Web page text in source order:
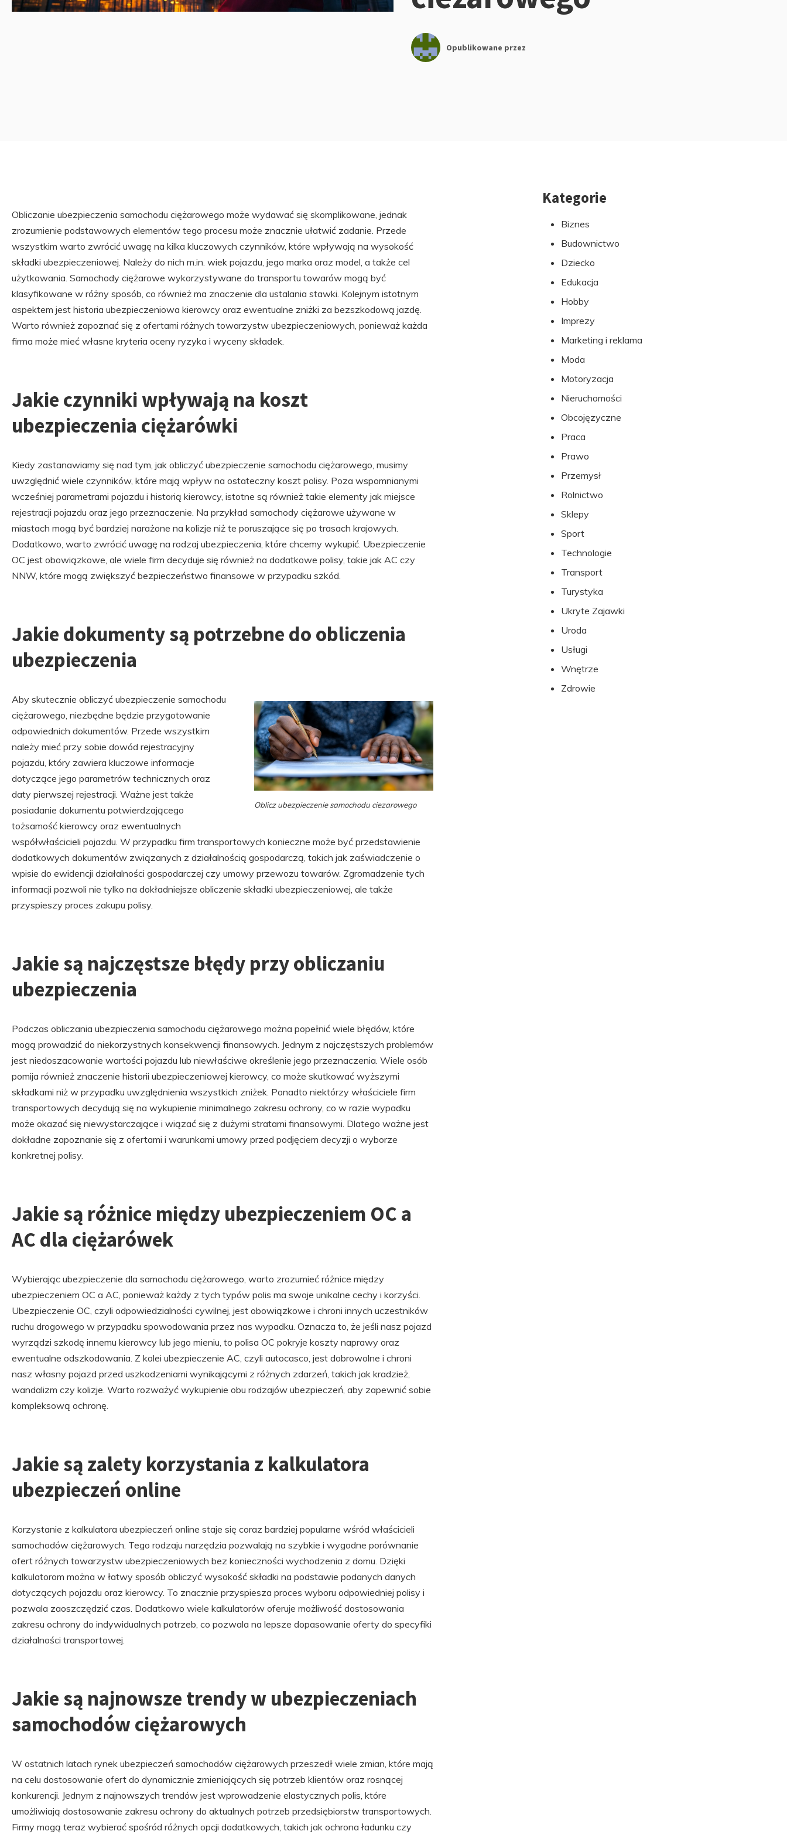
Opublikowane przez
Obliczanie ubezpieczenia samochodu ciężarowego może wydawać się skomplikowane, jednak
zrozumienie podstawowych elementów tego procesu może znacznie ułatwić zadanie. Przede
wszystkim warto zwrócić uwagę na kilka kluczowych czynników, które wpływają na wysokość
składki ubezpieczeniowej. Należy do nich m.in. wiek pojazdu, jego marka oraz model, a także cel
użytkowania. Samochody ciężarowe wykorzystywane do transportu towarów mogą być
klasyfikowane w różny sposób, co również ma znaczenie dla ustalania stawki. Kolejnym istotnym
aspektem jest historia ubezpieczeniowa kierowcy oraz ewentualne zniżki za bezszkodową jazdę.
Warto również zapoznać się z ofertami różnych towarzystw ubezpieczeniowych, ponieważ każda
firma może mieć własne kryteria oceny ryzyka i wyceny składek.
Jakie czynniki wpływają na koszt
ubezpieczenia ciężarówki
Kiedy zastanawiamy się nad tym, jak obliczyć ubezpieczenie samochodu ciężarowego, musimy
uwzględnić wiele czynników, które mają wpływ na ostateczny koszt polisy. Poza wspomnianymi
wcześniej parametrami pojazdu i historią kierowcy, istotne są również takie elementy jak miejsce
rejestracji pojazdu oraz jego przeznaczenie. Na przykład samochody ciężarowe używane w
miastach mogą być bardziej narażone na kolizje niż te poruszające się po trasach krajowych.
Dodatkowo, warto zwrócić uwagę na rodzaj ubezpieczenia, które chcemy wykupić. Ubezpieczenie
OC jest obowiązkowe, ale wiele firm decyduje się również na dodatkowe polisy, takie jak AC czy
NNW, które mogą zwiększyć bezpieczeństwo finansowe w przypadku szkód.
Jakie dokumenty są potrzebne do obliczenia
ubezpieczenia
Oblicz ubezpieczenie samochodu ciezarowego
Aby skutecznie obliczyć ubezpieczenie samochodu
ciężarowego, niezbędne będzie przygotowanie
odpowiednich dokumentów. Przede wszystkim
należy mieć przy sobie dowód rejestracyjny
pojazdu, który zawiera kluczowe informacje
dotyczące jego parametrów technicznych oraz
daty pierwszej rejestracji. Ważne jest także
posiadanie dokumentu potwierdzającego
tożsamość kierowcy oraz ewentualnych
współwłaścicieli pojazdu. W przypadku firm transportowych konieczne może być przedstawienie
dodatkowych dokumentów związanych z działalnością gospodarczą, takich jak zaświadczenie o
wpisie do ewidencji działalności gospodarczej czy umowy przewozu towarów. Zgromadzenie tych
informacji pozwoli nie tylko na dokładniejsze obliczenie składki ubezpieczeniowej, ale także
przyspieszy proces zakupu polisy.
Jakie są najczęstsze błędy przy obliczaniu
ubezpieczenia
Podczas obliczania ubezpieczenia samochodu ciężarowego można popełnić wiele błędów, które
mogą prowadzić do niekorzystnych konsekwencji finansowych. Jednym z najczęstszych problemów
jest niedoszacowanie wartości pojazdu lub niewłaściwe określenie jego przeznaczenia. Wiele osób
pomija również znaczenie historii ubezpieczeniowej kierowcy, co może skutkować wyższymi
składkami niż w przypadku uwzględnienia wszystkich zniżek. Ponadto niektórzy właściciele firm
transportowych decydują się na wykupienie minimalnego zakresu ochrony, co w razie wypadku
może okazać się niewystarczające i wiązać się z dużymi stratami finansowymi. Dlatego ważne jest
dokładne zapoznanie się z ofertami i warunkami umowy przed podjęciem decyzji o wyborze
konkretnej polisy.
Jakie są różnice między ubezpieczeniem OC a
AC dla ciężarówek
Wybierając ubezpieczenie dla samochodu ciężarowego, warto zrozumieć różnice między
ubezpieczeniem OC a AC, ponieważ każdy z tych typów polis ma swoje unikalne cechy i korzyści.
Ubezpieczenie OC, czyli odpowiedzialności cywilnej, jest obowiązkowe i chroni innych uczestników
ruchu drogowego w przypadku spowodowania przez nas wypadku. Oznacza to, że jeśli nasz pojazd
wyrządzi szkodę innemu kierowcy lub jego mieniu, to polisa OC pokryje koszty naprawy oraz
ewentualne odszkodowania. Z kolei ubezpieczenie AC, czyli autocasco, jest dobrowolne i chroni
nasz własny pojazd przed uszkodzeniami wynikającymi z różnych zdarzeń, takich jak kradzież,
wandalizm czy kolizje. Warto rozważyć wykupienie obu rodzajów ubezpieczeń, aby zapewnić sobie
kompleksową ochronę.
Jakie są zalety korzystania z kalkulatora
ubezpieczeń online
Korzystanie z kalkulatora ubezpieczeń online staje się coraz bardziej popularne wśród właścicieli
samochodów ciężarowych. Tego rodzaju narzędzia pozwalają na szybkie i wygodne porównanie
ofert różnych towarzystw ubezpieczeniowych bez konieczności wychodzenia z domu. Dzięki
kalkulatorom można w łatwy sposób obliczyć wysokość składki na podstawie podanych danych
dotyczących pojazdu oraz kierowcy. To znacznie przyspiesza proces wyboru odpowiedniej polisy i
pozwala zaoszczędzić czas. Dodatkowo wiele kalkulatorów oferuje możliwość dostosowania
zakresu ochrony do indywidualnych potrzeb, co pozwala na lepsze dopasowanie oferty do specyfiki
działalności transportowej.
Jakie są najnowsze trendy w ubezpieczeniach
samochodów ciężarowych
W ostatnich latach rynek ubezpieczeń samochodów ciężarowych przeszedł wiele zmian, które mają
na celu dostosowanie ofert do dynamicznie zmieniających się potrzeb klientów oraz rosnącej
konkurencji. Jednym z najnowszych trendów jest wprowadzenie elastycznych polis, które
umożliwiają dostosowanie zakresu ochrony do aktualnych potrzeb przedsiębiorstw transportowych.
Firmy mogą teraz wybierać spośród różnych opcji dodatkowych, takich jak ochrona ładunku czy
PrzejdźKategorie
Biznes
Budownictwo
Dziecko
Edukacja
Hobby
Imprezy
Marketing i reklama
Moda
Motoryzacja
Nieruchomości
Obcojęzyczne
Praca
Prawo
Przemysł
Rolnictwo
Sklepy
Sport
Technologie
Transport
Turystyka
Ukryte Zajawki
Uroda
Usługi
Wnętrze
Zdrowie